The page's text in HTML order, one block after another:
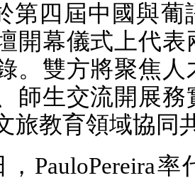
第四屆中國與葡
開幕儀式上代表
。雙方將聚焦人
師生交流開展務
旅教育領域協同
， PauloPereira率